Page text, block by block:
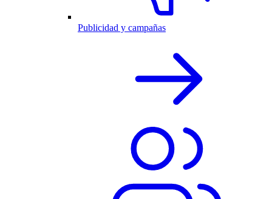
Publicidad y campañas